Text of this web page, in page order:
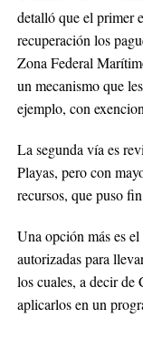
detalló que el primer
recuperación los
Zona Federal
un mecanismo que
ejemplo, con
La segunda vía es
Playas, pero con
recursos, que puso
Una opción más es
autorizadas para
los cuales, a decir de
aplicarlos en un